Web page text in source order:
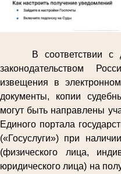
В соответствии с
законодательством
извещения в
документы, копии
могут быть направлены
Единого портала
(«Госуслуги») при
(физического лица,
юридического лица) на